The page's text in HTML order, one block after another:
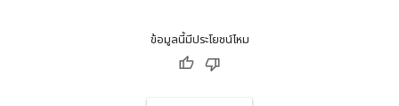
ข้อมูลนี้มีประโยชน์ไหม